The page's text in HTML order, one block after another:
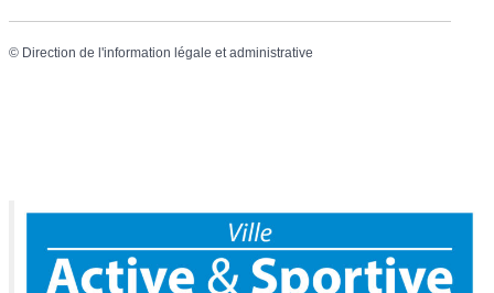
© Direction de l'information légale et administrative